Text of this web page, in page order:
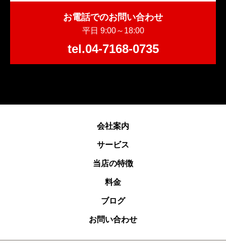
お電話でのお問い合わせ
平日 9:00～18:00
tel.04-7168-0735
会社案内
サービス
当店の特徴
料金
ブログ
お問い合わせ